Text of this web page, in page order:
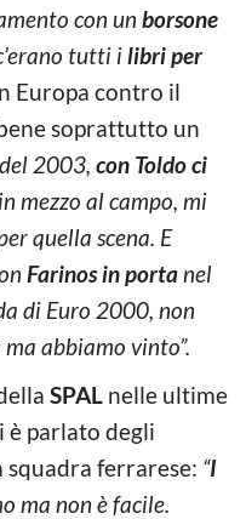
con un borsone
tutti ilibri per
Europa contro il
soprattutto un
2003, con Toldo ci
in mezzo al campo, mi
quella scena. E
Farinos in portanel
di Euro 2000, non
abbiamo vinto”.
SPAL nelle ultime
è parlato degli
squadra ferrarese: “I
ma non è facile.